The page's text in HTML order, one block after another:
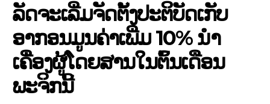
ລັດຈະເລີ່ມຈັດຕັ້ງປະຕິບັດເກັບ
ອາກອນມູນຄ່າເພີ່ມ 10% ນຳ
ເຄື່ອງຜູ້ໂດຍສານໃນຕົ້ນເດືອນ
ພະຈິກນີ້